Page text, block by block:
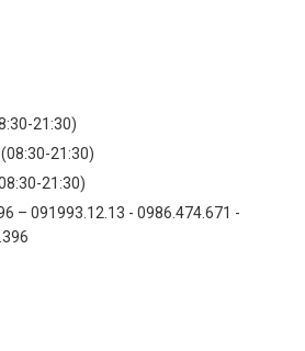
21:30)
(08:30-21:30)
21:30)
– 091993.12.13 - 0986.474.671 -